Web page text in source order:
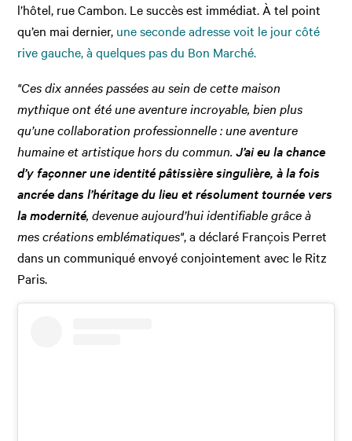
l’hôtel, rue Cambon. Le succès est immédiat. À tel point
qu’en mai dernier, une seconde adresse voit le jour côté
rive gauche, à quelques pas du Bon Marché.
"Ces dix années passées au sein de cette maison
mythique ont été une aventure incroyable, bien plus
qu’une collaboration professionnelle : une aventure
humaine et artistique hors du commun.J’ai eu la chance
d’y façonner une identité pâtissière singulière, à la fois
ancrée dans l’héritage du lieu et résolument tournée vers
la modernité, devenue aujourd’hui identifiable grâce à
mes créations emblématiques", a déclaré François Perret
dans un communiqué envoyé conjointement avec le Ritz
Paris.